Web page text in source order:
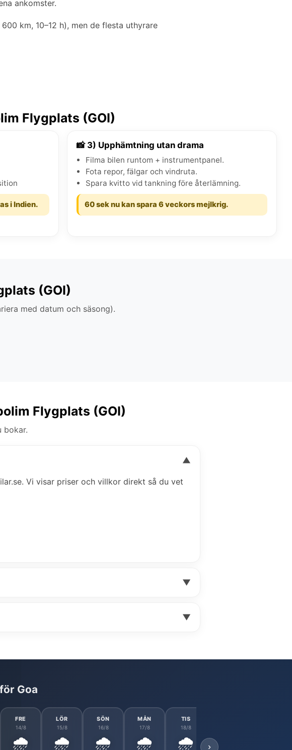
ankomster.
km, 10–12 h), men de flesta uthyrare
Flygplats (GOI)
i Indien.
📸 3) Upphämtning utan drama
Filma bilen runtom + instrumentpanel.
Fota repor, fälgar och vindruta.
Spara kvitto vid tankning före återlämning.
60 sek nu kan spara 6 veckors mejlkrig.
(GOI)
med datum och säsong).
Flygplats (GOI)
bokar.
▼
Vi visar priser och villkor direkt så du vet
▼
▼
Goa
FRE
14/8
🌧️
LÖR
15/8
🌧️
SÖN
16/8
🌧️
MÅN
17/8
🌧️
TIS
18/8
🌧️ ›